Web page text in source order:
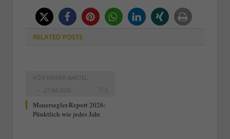
RELATED POSTS
VON RAINER BARTEL
27.04.2026
0
Mauersegler-Report 2026:
Pünktlich wie jedes Jahr